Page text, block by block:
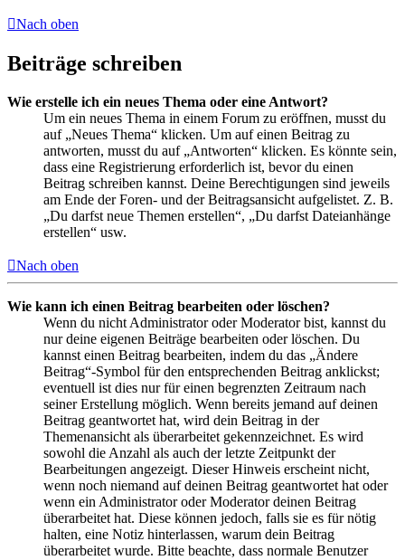
Nach oben
Beiträge schreiben
Wie erstelle ich ein neues Thema oder eine Antwort?
Um ein neues Thema in einem Forum zu eröffnen, musst du
auf „Neues Thema“ klicken. Um auf einen Beitrag zu
antworten, musst du auf „Antworten“ klicken. Es könnte sein,
dass eine Registrierung erforderlich ist, bevor du einen
Beitrag schreiben kannst. Deine Berechtigungen sind jeweils
am Ende der Foren- und der Beitragsansicht aufgelistet. Z. B.
„Du darfst neue Themen erstellen“, „Du darfst Dateianhänge
erstellen“ usw.
Nach oben
Wie kann ich einen Beitrag bearbeiten oder löschen?
Wenn du nicht Administrator oder Moderator bist, kannst du
nur deine eigenen Beiträge bearbeiten oder löschen. Du
kannst einen Beitrag bearbeiten, indem du das „Ändere
Beitrag“-Symbol für den entsprechenden Beitrag anklickst;
eventuell ist dies nur für einen begrenzten Zeitraum nach
seiner Erstellung möglich. Wenn bereits jemand auf deinen
Beitrag geantwortet hat, wird dein Beitrag in der
Themenansicht als überarbeitet gekennzeichnet. Es wird
sowohl die Anzahl als auch der letzte Zeitpunkt der
Bearbeitungen angezeigt. Dieser Hinweis erscheint nicht,
wenn noch niemand auf deinen Beitrag geantwortet hat oder
wenn ein Administrator oder Moderator deinen Beitrag
überarbeitet hat. Diese können jedoch, falls sie es für nötig
halten, eine Notiz hinterlassen, warum dein Beitrag
überarbeitet wurde. Bitte beachte, dass normale Benutzer